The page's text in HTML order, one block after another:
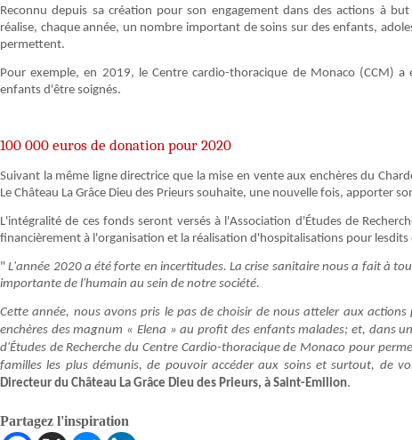
Reconnu depuis sa création pour son engagement dans des actions à
réalise, chaque année, un nombre important de soins sur des enfants,
permettent.
Pour exemple, en 2019, le Centre cardio-thoracique de Monaco (CCM)
enfants d'être soignés.
100 000 euros de donation pour 2020
Suivant la même ligne directrice que la mise en vente aux enchères du
Le Château La Grâce Dieu des Prieurs souhaite, une nouvelle fois, apporter
L'intégralité de ces fonds seront versés à l'Association d'Études de
financièrement à l'organisation et la réalisation d'hospitalisations pour
"L'année 2020 a été forte en incertitudes. La crise sanitaire nous a fait à
importante de l'humain au sein de notre société.
Cette année, nous avons pris le pas de choisir de nous atteler aux
enchères des magnum « Elena » au profit des enfants malades; et, dans
d'Études de Recherche du Centre Cardio-thoracique de Monaco pour
familles les plus démunis, de pouvoir accéder aux soins et surtout, de
Directeur du Château La Grâce Dieu des Prieurs, à Saint-Emilion.
Partagez l'inspiration